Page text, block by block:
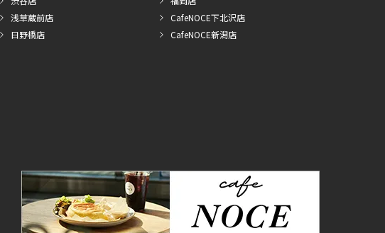
浅草蔵前店
日野橋店
CafeNOCE下北沢店
CafeNOCE新潟店